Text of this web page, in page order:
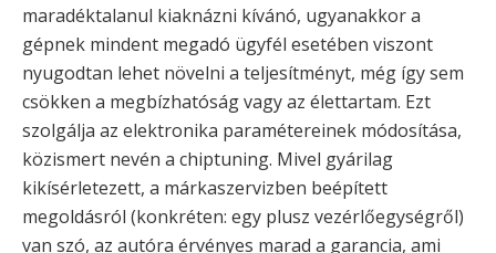
maradéktalanul kiaknázni kívánó, ugyanakkor a
gépnek mindent megadó ügyfél esetében viszont
nyugodtan lehet növelni a teljesítményt, még így sem
csökken a megbízhatóság vagy az élettartam. Ezt
szolgálja az elektronika paramétereinek módosítása,
közismert nevén a chiptuning. Mivel gyárilag
kikísérletezett, a márkaszervizben beépített
megoldásról (konkréten: egy plusz vezérlőegységről)
van szó, az autóra érvényes marad a garancia, ami